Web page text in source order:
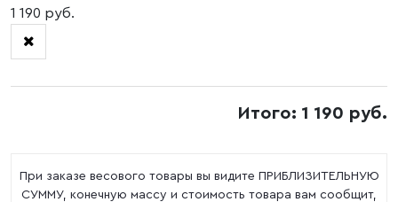
1 190 руб.
Итого: 1 190 руб.
При заказе весового товары вы видите ПРИБЛИЗИТЕЛЬНУЮ
СУММУ, конечную массу и стоимость товара вам сообщит,